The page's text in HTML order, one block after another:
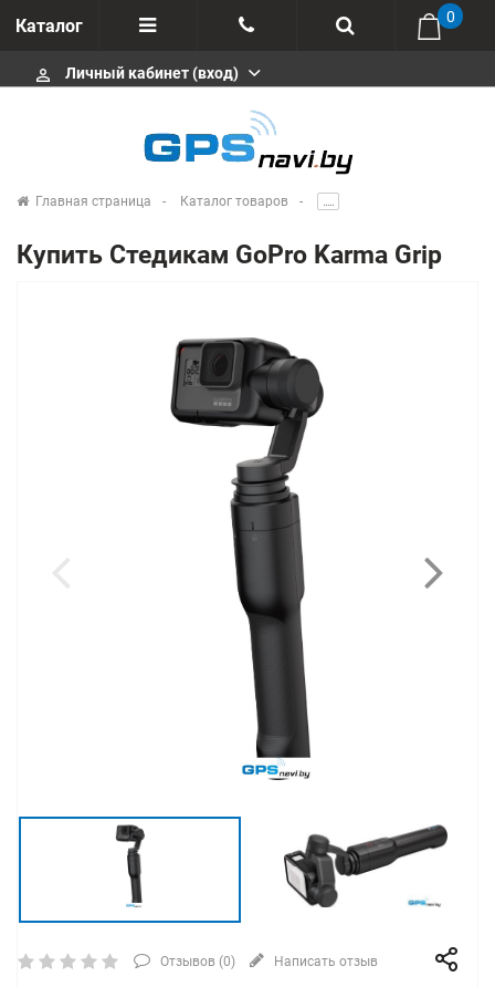
Каталог
Отзывы
+375 291646666
msa333
info@gpsnavi.by
0
perm_identity Личный кабинет (вход)
Главная страница Каталог товаров .....
Купить Стедикам GoPro Karma Grip
Отзывов (0) Написать отзыв